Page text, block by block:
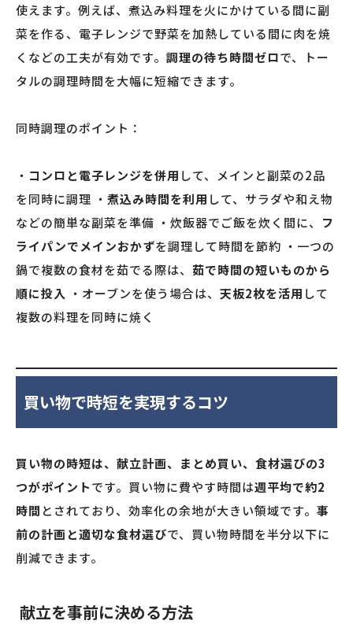
使えます。例えば、煮込み料理を火にかけている間に副
菜を作る、電子レンジで野菜を加熱している間に肉を焼
くなどの工夫が有効です。 調理の待ち時間ゼロで、トー
タルの調理時間を大幅に短縮できます。
同時調理のポイント：
・ コンロと電子レンジを併用 して、メインと副菜の2品
を同時に調理 ・ 煮込み時間を利用 して、サラダや和え物
などの簡単な副菜を準備 ・炊飯器でご飯を炊く間に、 フ
ライパンでメインおかずを調理して時間を節約 ・一つの
鍋で複数の食材を茹でる際は、 茹で時間の短いものから
順に投入 ・オーブンを使う場合は、 天板2枚を活用 して
複数の料理を同時に焼く
買い物で時短を実現するコツ
買い物の時短は、献立計画、まとめ買い、食材選びの3
つがポイントです。買い物に費やす時間は週平均で約2
時間 とされており、効率化の余地が大きい領域です。 事
前の計画と適切な食材選びで、買い物時間を半分以下に
削減できます。
献立を事前に決める方法